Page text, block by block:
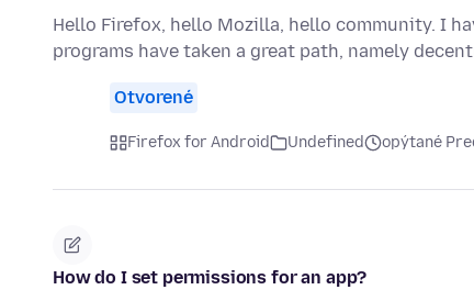
Hello Firefox, hello Mozilla, hello community. I
programs have taken a great path, namely
Otvorené
Firefox for Android Undefined opýtané
How do I set permissions for an app?